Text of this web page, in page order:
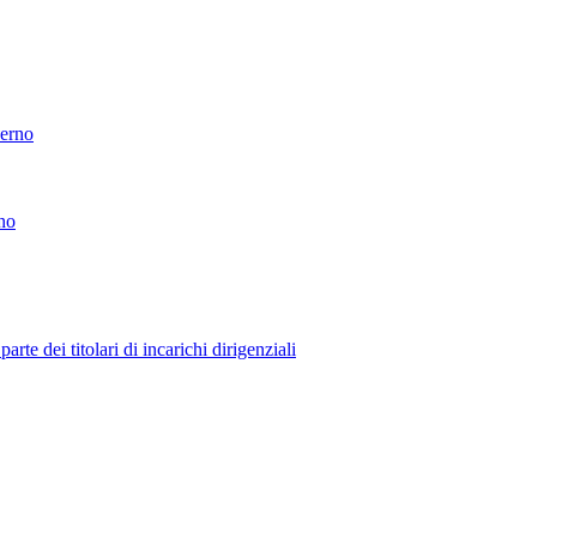
dei titolari di incarichi dirigenziali